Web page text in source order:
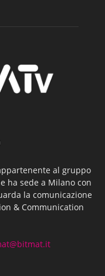
al gruppo
ha sede a Milano con
la comunicazione
& Communication